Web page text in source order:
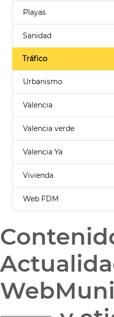
Playas
Sanidad
Tráfico
Urbanismo
Valencia
Valencia verde
Valencia Ya
Vivienda
Web FDM